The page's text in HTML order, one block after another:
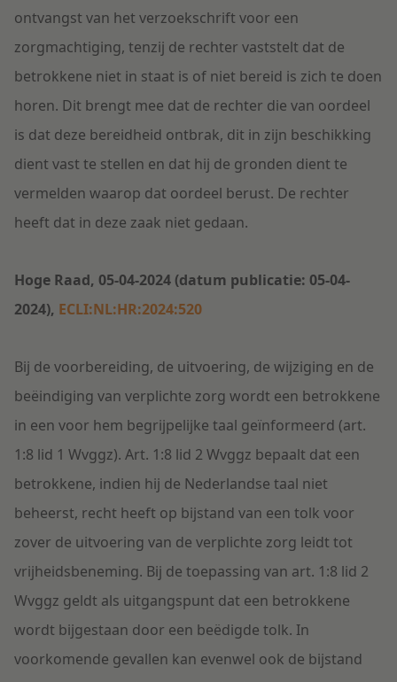
ontvangst van het verzoekschrift voor een
zorgmachtiging, tenzij de rechter vaststelt dat de
betrokkene niet in staat is of niet bereid is zich te doen
horen. Dit brengt mee dat de rechter die van oordeel
is dat deze bereidheid ontbrak, dit in zijn beschikking
dient vast te stellen en dat hij de gronden dient te
vermelden waarop dat oordeel berust. De rechter
heeft dat in deze zaak niet gedaan.
Hoge Raad, 05-04-2024 (datum publicatie: 05-04-
2024), ECLI:NL:HR:2024:520
Bij de voorbereiding, de uitvoering, de wijziging en de
beëindiging van verplichte zorg wordt een betrokkene
in een voor hem begrijpelijke taal geïnformeerd (art.
1:8 lid 1 Wvggz). Art. 1:8 lid 2 Wvggz bepaalt dat een
betrokkene, indien hij de Nederlandse taal niet
beheerst, recht heeft op bijstand van een tolk voor
zover de uitvoering van de verplichte zorg leidt tot
vrijheidsbeneming. Bij de toepassing van art. 1:8 lid 2
Wvggz geldt als uitgangspunt dat een betrokkene
wordt bijgestaan door een beëdigde tolk. In
voorkomende gevallen kan evenwel ook de bijstand